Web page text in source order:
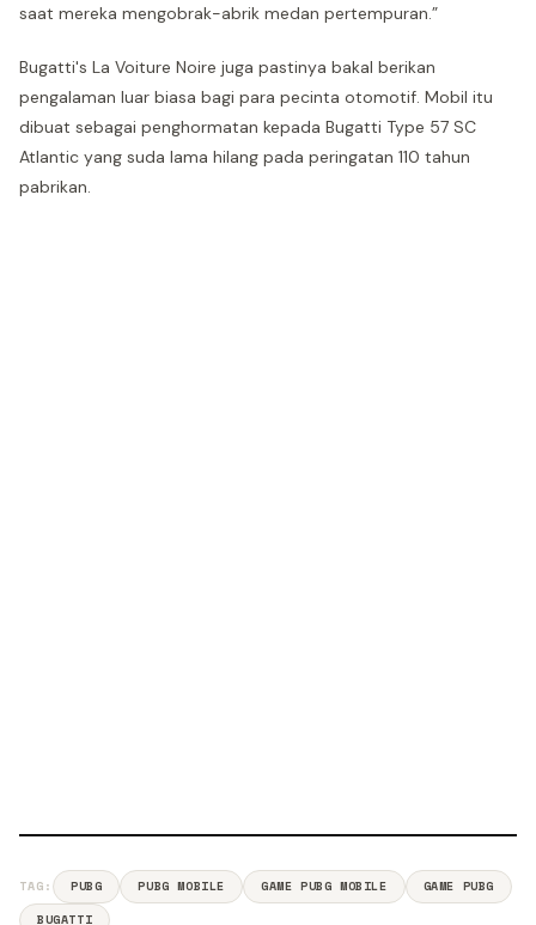
saat mereka mengobrak-abrik medan pertempuran.”
Bugatti's La Voiture Noire juga pastinya bakal berikan
pengalaman luar biasa bagi para pecinta otomotif. Mobil itu
dibuat sebagai penghormatan kepada Bugatti Type 57 SC
Atlantic yang suda lama hilang pada peringatan 110 tahun
pabrikan.
TAG: PUBG PUBG MOBILE GAME PUBG MOBILE
GAME PUBG
BUGATTI